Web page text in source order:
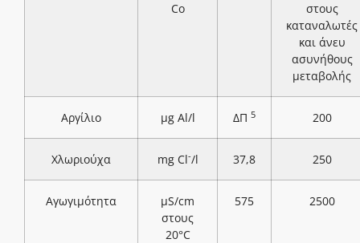
Co
στους
καταναλωτές
και άνευ
ασυνήθους
μεταβολής
Αργίλιο μg Al/l ΔΠ 5 200
Χλωριούχα mg Cl-/l 37,8 250
Αγωγιμότητα
μS/cm
στους
20°C
575 2500